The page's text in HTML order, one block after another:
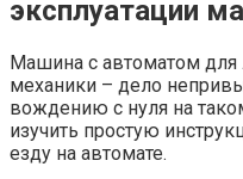
эксплуатации
Машина с автоматом для
механики – дело
вождению с нуля на
изучить простую
езду на автомате.